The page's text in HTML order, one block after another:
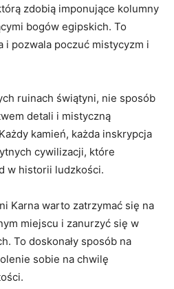
zdobią imponujące ‍kolumny
bogów egipskich. ​To
⁣i pozwala poczuć⁣ mistycyzm i
‍ruinach świątyni, nie sposób
detali ⁣i mistyczną⁢
kamień, ⁣każda inskrypcja
cywilizacji,‌ które
w⁢ historii ludzkości.
Karna warto zatrzymać się ​na⁢
miejscu i zanurzyć się w
To doskonały sposób‌ na
sobie na ​chwilę